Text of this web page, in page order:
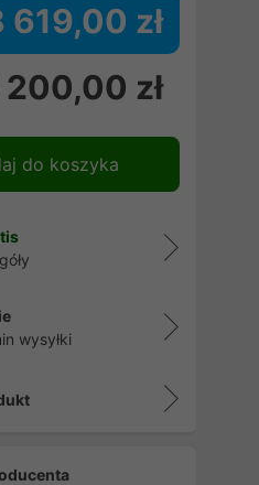
619,00 zł
zł
do koszyka
wysyłki